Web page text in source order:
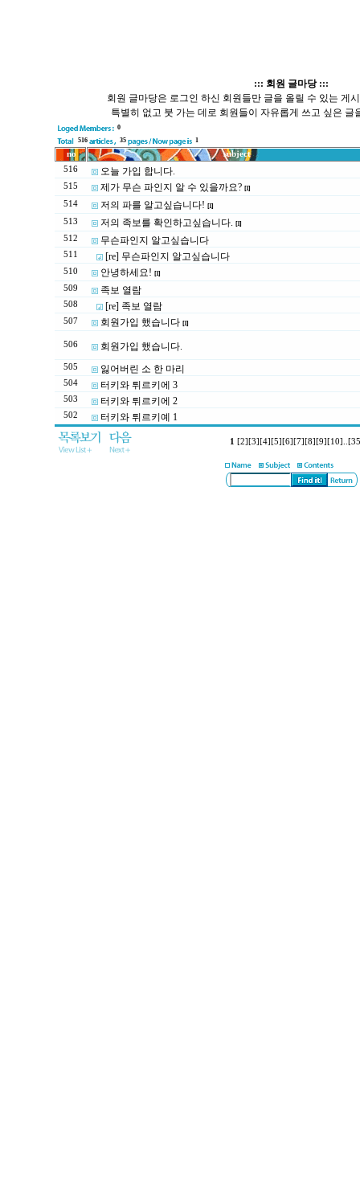
::: 회원 글마당 :::
회원 글마당은 로그인 하신 회원들만 글을 올릴 수 있는 게
특별히 없고 붓 가는 데로 회원들이 자유롭게 쓰고 싶은 글
0
516
35 1
no
subject
516
오늘 가입 합니다.
515 제가 무슨 파인지 알 수 있을까요? [1]
514 저의 파를 알고싶습니다! [1]
513 저의 족보를 확인하고싶습니다. [1]
512 무슨파인지 알고싶습니다
511 [re] 무슨파인지 알고싶습니다
510 안녕하세요! [1]
509 족보 열람
508 [re] 족보 열람
507 회원가입 했습니다 [1]
506 회원가입 했습니다.
505 잃어버린 소 한 마리
504 터키와 튀르키에 3
503 터키와 튀르키에 2
502 터키와 튀르키예 1
1 [2] [3] [4] [5] [6] [7] [8] [9] [10]